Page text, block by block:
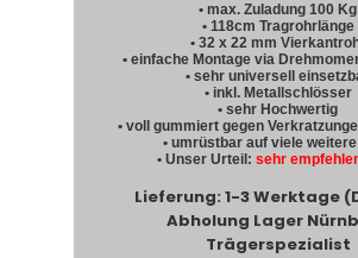
• max. Zuladung 100 Kg
• 118cm Tragrohrlänge
• 32 x 22 mm
• einfache Montage via
• sehr universell
• inkl. Metallschlösser
• sehr Hochwertig
• voll gummiert gegen
• umrüstbar auf viele
• Unser Urteil: sehr
Lieferung: 1-3 Werktage
Abholung Lager
Trägerspezialist